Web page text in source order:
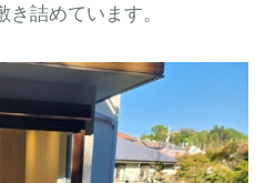
詰めています。